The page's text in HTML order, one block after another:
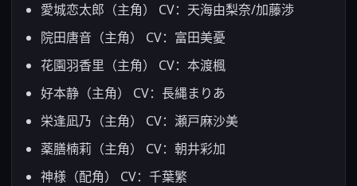
愛城恋太郎（主角） CV：天海由梨奈/加藤渉
院田唐音（主角） CV：富田美憂
花園羽香里（主角） CV：本渡楓
好本静（主角） CV：長縄まりあ
栄逢凪乃（主角） CV：瀬戸麻沙美
薬膳楠莉（主角） CV：朝井彩加
神様（配角） CV：千葉繁